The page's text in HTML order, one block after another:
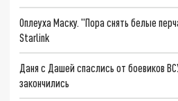
Оплеуха Маску. "Пора снять белые
Starlink
Даня с Дашей спаслись от боевиков
закончились